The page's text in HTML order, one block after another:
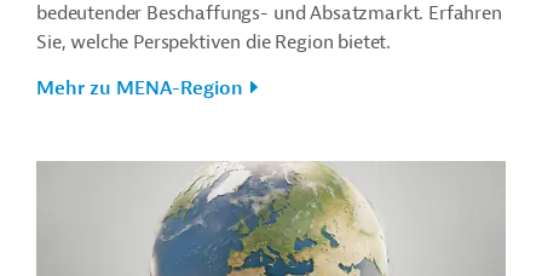
bedeutender Beschaffungs- und Absatzmarkt. Erfahren
Sie, welche Perspektiven die Region bietet.
Mehr zu MENA-Region